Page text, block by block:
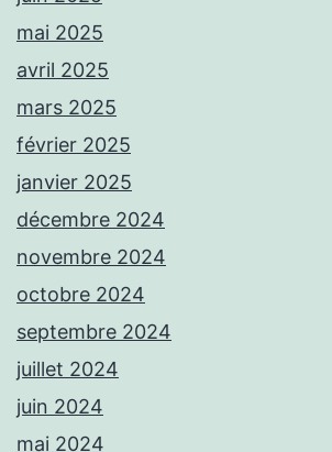
mai 2025
avril 2025
mars 2025
février 2025
janvier 2025
décembre 2024
novembre 2024
octobre 2024
septembre 2024
juillet 2024
juin 2024
mai 2024